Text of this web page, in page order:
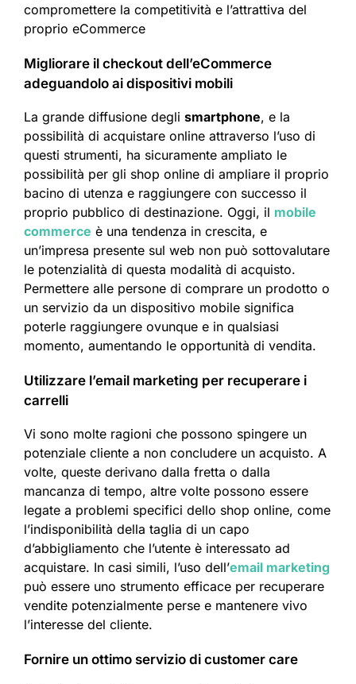
compromettere la competitività e l’attrattiva del
proprio eCommerce
Migliorare il checkout dell’eCommerce
adeguandolo ai dispositivi mobili
La grande diffusione degli smartphone, e la
possibilità di acquistare online attraverso l’uso di
questi strumenti, ha sicuramente ampliato le
possibilità per gli shop online di ampliare il proprio
bacino di utenza e raggiungere con successo il
proprio pubblico di destinazione. Oggi, il mobile
commerce è una tendenza in crescita, e
un’impresa presente sul web non può sottovalutare
le potenzialità di questa modalità di acquisto.
Permettere alle persone di comprare un prodotto o
un servizio da un dispositivo mobile significa
poterle raggiungere ovunque e in qualsiasi
momento, aumentando le opportunità di vendita.​
Utilizzare l’email marketing per recuperare i
carrelli
Vi sono molte ragioni che possono spingere un
potenziale cliente a non concludere un acquisto. A
volte, queste derivano dalla fretta o dalla
mancanza di tempo, altre volte possono essere
legate a problemi specifici dello shop online, come
l’indisponibilità della taglia di un capo
d’abbigliamento che l’utente è interessato ad
acquistare. In casi simili, l’uso dell’email marketing
può essere uno strumento efficace per recuperare
vendite potenzialmente perse e mantenere vivo
l’interesse del cliente.
Fornire un ottimo servizio di customer care